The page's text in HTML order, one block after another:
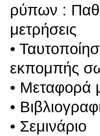
ρύπων :
μετρήσεις
•
εκπομπής
• Μεταφορά
•